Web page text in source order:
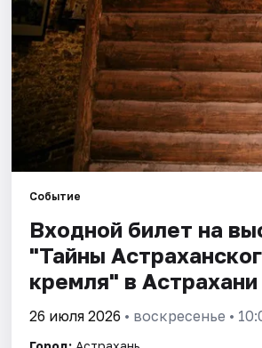
Рейтинги
Событие
Входной билет на
"Тайны
кремля" в Астрахани
26 июля 2026 • воскресенье •